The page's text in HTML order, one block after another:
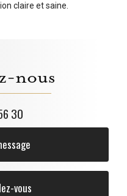
claire et saine.
nous
30
vous